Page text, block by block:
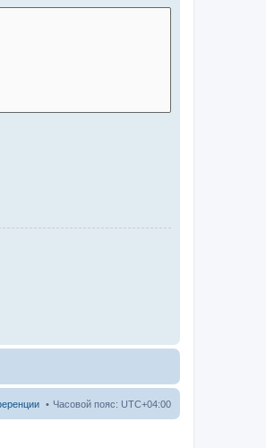
Часовой пояс: UTC+04:00